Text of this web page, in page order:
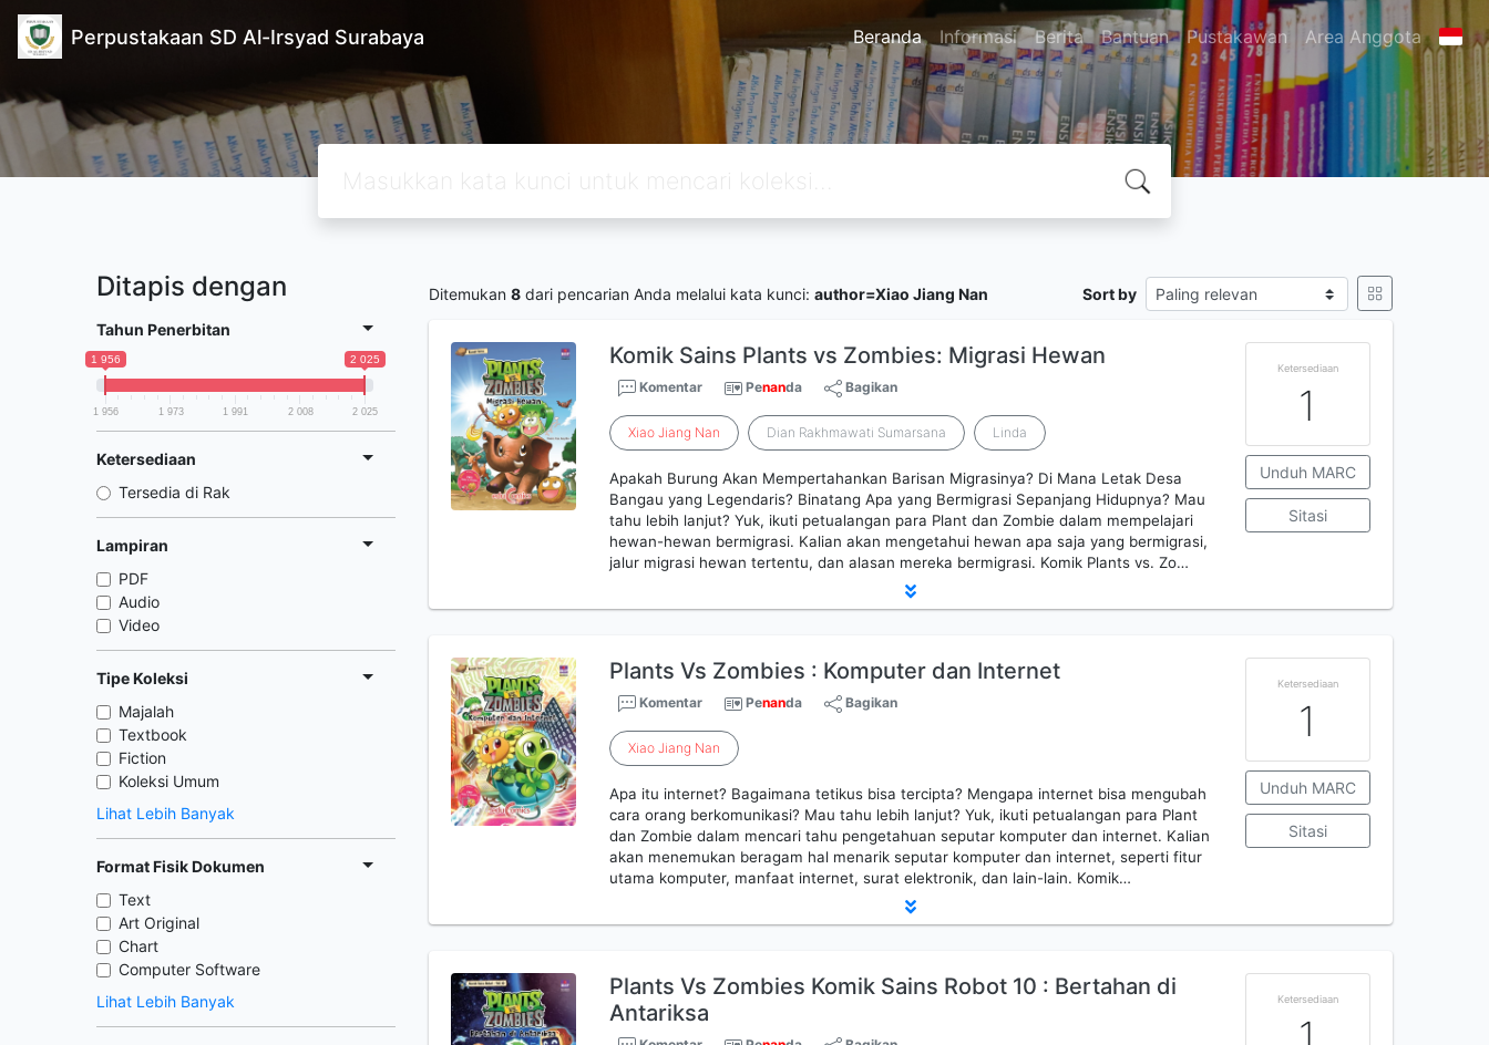
Perpustakaan SD Al-Irsyad Surabaya Beranda Informasi Berita Bantuan Pustakawan Area Anggota
Ditapis dengan
Tahun Penerbitan
1 956 2 025
1 956 1 973 1 991 2 008 2 025
Ketersediaan
Tersedia di Rak
Lampiran
PDF
Audio
Video
Tipe Koleksi
Majalah
Textbook
Fiction
Koleksi Umum
Lihat Lebih Banyak
Format Fisik Dokumen
Text
Art Original
Chart
Computer Software
Lihat Lebih Banyak
Ditemukan 8 dari pencarian Anda melalui kata kunci: author=Xiao Jiang Nan Sort by
Komik Sains Plants vs Zombies: Migrasi Hewan
Komentar Penanda Bagikan
Xiao Jiang Nan Dian Rakhmawati Sumarsana Linda
Apakah Burung Akan Mempertahankan Barisan Migrasinya? Di Mana Letak Desa
Bangau yang Legendaris? Binatang Apa yang Bermigrasi Sepanjang Hidupnya? Mau
tahu lebih lanjut? Yuk, ikuti petualangan para Plant dan Zombie dalam mempelajari
hewan-hewan bermigrasi. Kalian akan mengetahui hewan apa saja yang bermigrasi,
jalur migrasi hewan tertentu, dan alasan mereka bermigrasi. Komik Plants vs. Zo…
Ketersediaan
1
Unduh MARC
Sitasi
Plants Vs Zombies : Komputer dan Internet
Komentar Penanda Bagikan
Xiao Jiang Nan
Apa itu internet? Bagaimana tetikus bisa tercipta? Mengapa internet bisa mengubah
cara orang berkomunikasi? Mau tahu lebih lanjut? Yuk, ikuti petualangan para Plant
dan Zombie dalam mencari tahu pengetahuan seputar komputer dan internet. Kalian
akan menemukan beragam hal menarik seputar komputer dan internet, seperti fitur
utama komputer, manfaat internet, surat elektronik, dan lain-lain. Komik…
Ketersediaan
1
Unduh MARC
Sitasi
Plants Vs Zombies Komik Sains Robot 10 : Bertahan di
Antariksa
Ketersediaan